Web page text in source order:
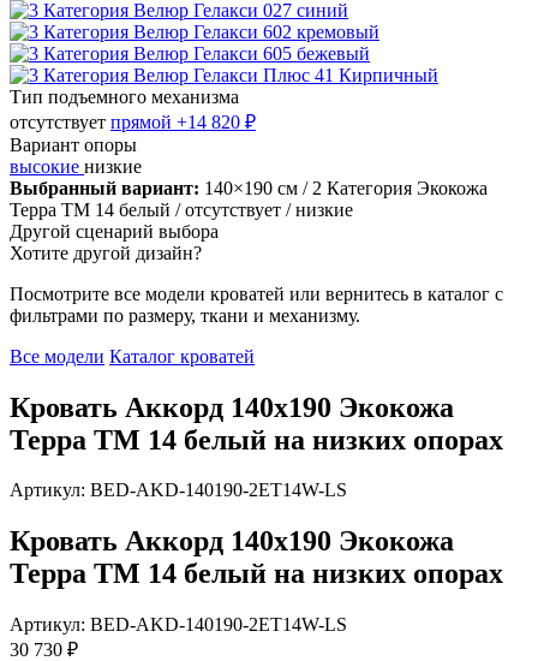
Тип подъемного механизма
отсутствует прямой +14 820 ₽
Вариант опоры
высокие низкие
Выбранный вариант: 140×190 см / 2 Категория Экокожа
Терра ТМ 14 белый / отсутствует / низкие
Другой сценарий выбора
Хотите другой дизайн?
Посмотрите все модели кроватей или вернитесь в каталог с
фильтрами по размеру, ткани и механизму.
Все модели Каталог кроватей
Кровать Аккорд 140х190 Экокожа
Терра ТМ 14 белый на низких опорах
Артикул: BED-AKD-140190-2ET14W-LS
Кровать Аккорд 140х190 Экокожа
Терра ТМ 14 белый на низких опорах
Артикул: BED-AKD-140190-2ET14W-LS
30 730 ₽